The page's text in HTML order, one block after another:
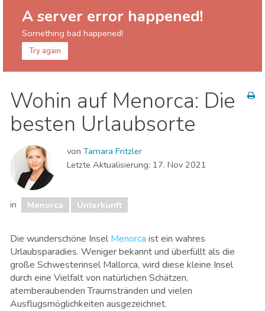
A server error happened!
Something bad happened!
Try again
Museen & Kunst
Strände Unterkunft
Wohin auf Menorca: Die
besten Urlaubsorte
von Tamara Fritzler
Letzte Aktualisierung: 17. Nov 2021
in Menorca Unterkunft
Die wunderschöne Insel Menorca ist ein wahres
Urlaubsparadies. Weniger bekannt und überfüllt als die
große Schwesterinsel Mallorca, wird diese kleine Insel
durch eine Vielfalt von natürlichen Schätzen,
atemberaubenden Traumstränden und vielen
Ausflugsmöglichkeiten ausgezeichnet.